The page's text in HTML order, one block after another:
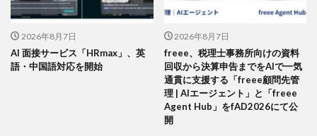
2026年8月7日
AI 面接サービス「HRmax」、英
語・中国語対応を開始
2026年8月7日
freee、税理士事務所向けの資料
回収から決算申告までをAIで一気
通貫に支援する「freee顧問先管
理 | AIエージェント」と「freee
Agent Hub」をfAD2026にて公
開